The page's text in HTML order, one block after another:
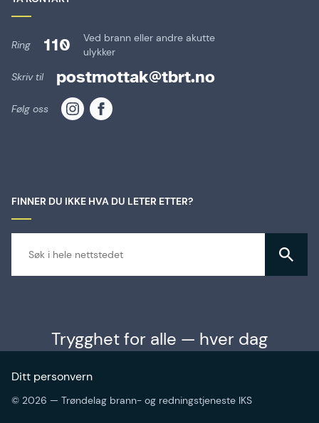
Ring 110
Ved brann eller andre akutte
ulykker
Skriv til
postmottak@tbrt.no
Følg oss
FINNER DU IKKE HVA DU LETER ETTER?
Trygghet for alle — hver dag
Ditt personvern
© 2026 — Trøndelag brann- og redningstjeneste IKS